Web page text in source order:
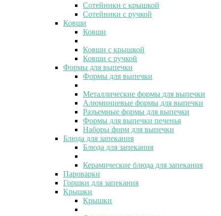
Сотейники с крышкой
Сотейники с ручкой
Ковши
Ковши
Ковши с крышкой
Ковши с ручкой
Формы для выпечки
Формы для выпечки
Металлические формы для выпечки
Алюминиевые формы для выпечки
Разъемные формы для выпечки
Формы для выпечки печенья
Наборы форм для выпечки
Блюда для запекания
Блюда для запекания
Керамические блюда для запекания
Пароварки
Горшки для запекания
Крышки
Крышки